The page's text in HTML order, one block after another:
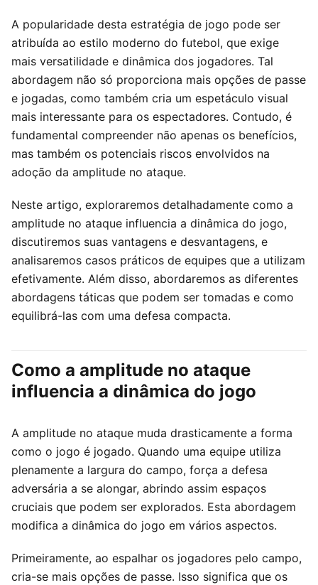
A popularidade desta estratégia de jogo pode ser
atribuída ao estilo moderno do futebol, que exige
mais versatilidade e dinâmica dos jogadores. Tal
abordagem não só proporciona mais opções de passe
e jogadas, como também cria um espetáculo visual
mais interessante para os espectadores. Contudo, é
fundamental compreender não apenas os benefícios,
mas também os potenciais riscos envolvidos na
adoção da amplitude no ataque.
Neste artigo, exploraremos detalhadamente como a
amplitude no ataque influencia a dinâmica do jogo,
discutiremos suas vantagens e desvantagens, e
analisaremos casos práticos de equipes que a utilizam
efetivamente. Além disso, abordaremos as diferentes
abordagens táticas que podem ser tomadas e como
equilibrá-las com uma defesa compacta.
Como a amplitude no ataque
influencia a dinâmica do jogo
A amplitude no ataque muda drasticamente a forma
como o jogo é jogado. Quando uma equipe utiliza
plenamente a largura do campo, força a defesa
adversária a se alongar, abrindo assim espaços
cruciais que podem ser explorados. Esta abordagem
modifica a dinâmica do jogo em vários aspectos.
Primeiramente, ao espalhar os jogadores pelo campo,
cria-se mais opções de passe. Isso significa que os